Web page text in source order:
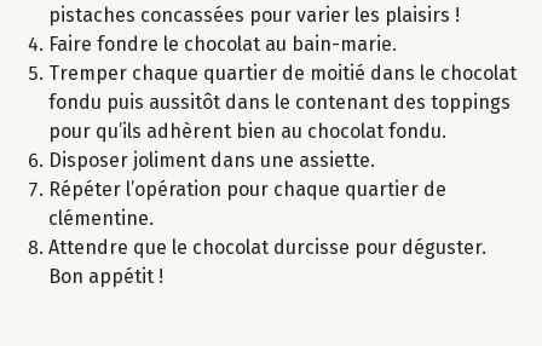
pistaches concassées pour varier les plaisirs !
Faire fondre le chocolat au bain-marie.
Tremper chaque quartier de moitié dans le chocolat
fondu puis aussitôt dans le contenant des toppings
pour qu’ils adhèrent bien au chocolat fondu.
Disposer joliment dans une assiette.
Répéter l’opération pour chaque quartier de
clémentine.
Attendre que le chocolat durcisse pour déguster.
Bon appétit !